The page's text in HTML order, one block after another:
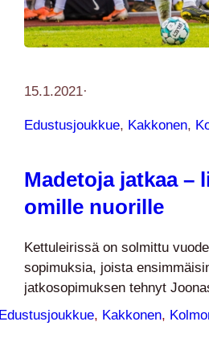
15.1.2021·
Edustusjoukkue, Kakkonen,
Madetoja jatkaa –
omille nuorille
Kettuleirissä on solmittu
sopimuksia, joista
jatkosopimuksen tehnyt
ja Niklas Nevala, jotka
Edustusjoukkue, Kakkonen,